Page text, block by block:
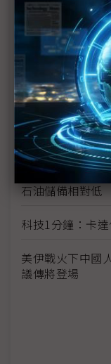
伊朗戰火難停
廠促產
無人機蜂群效
美軍逆向仿製伊
群戰術建功
卡達停產LNG引
油採「三階段」
石油儲備相對低
科技1分鐘：卡
美伊戰火下中國
議傳將登場